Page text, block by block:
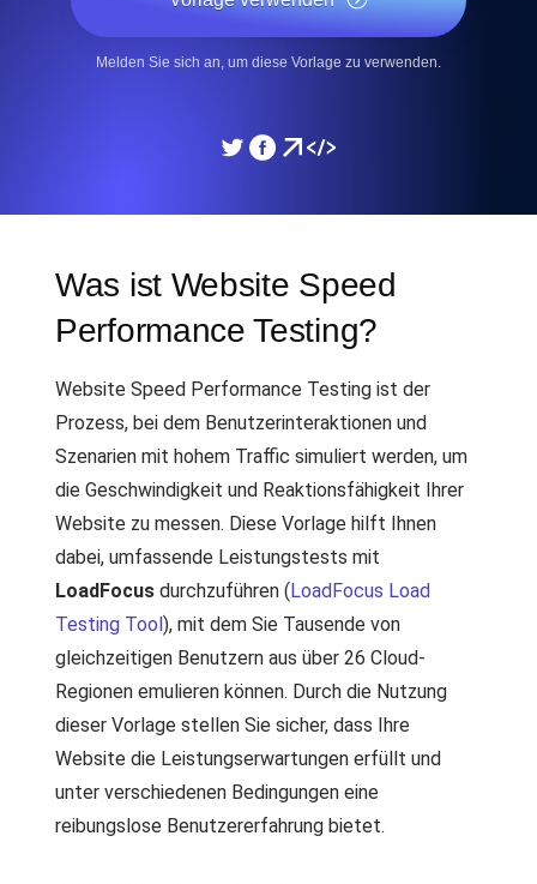
Melden Sie sich an, um diese Vorlage zu verwenden.
Was ist Website Speed
Performance Testing?
Website Speed Performance Testing ist der
Prozess, bei dem Benutzerinteraktionen und
Szenarien mit hohem Traffic simuliert werden, um
die Geschwindigkeit und Reaktionsfähigkeit Ihrer
Website zu messen. Diese Vorlage hilft Ihnen
dabei, umfassende Leistungstests mit
LoadFocus durchzuführen (LoadFocus Load
Testing Tool), mit dem Sie Tausende von
gleichzeitigen Benutzern aus über 26 Cloud-
Regionen emulieren können. Durch die Nutzung
dieser Vorlage stellen Sie sicher, dass Ihre
Website die Leistungserwartungen erfüllt und
unter verschiedenen Bedingungen eine
reibungslose Benutzererfahrung bietet.